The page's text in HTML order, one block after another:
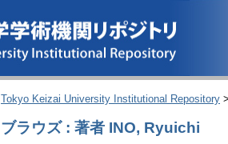
Tokyo Keizai University Institutional Repository
ブラウズ : 著者 INO, Ryuichi